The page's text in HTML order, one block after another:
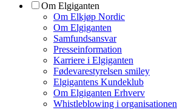
Om Elgiganten
Om Elkjøp Nordic
Om Elgiganten
Samfundsansvar
Presseinformation
Karriere i Elgiganten
Fødevarestyrelsen smiley
Elgigantens Kundeklub
Om Elgiganten Erhverv
Whistleblowing i organisationen